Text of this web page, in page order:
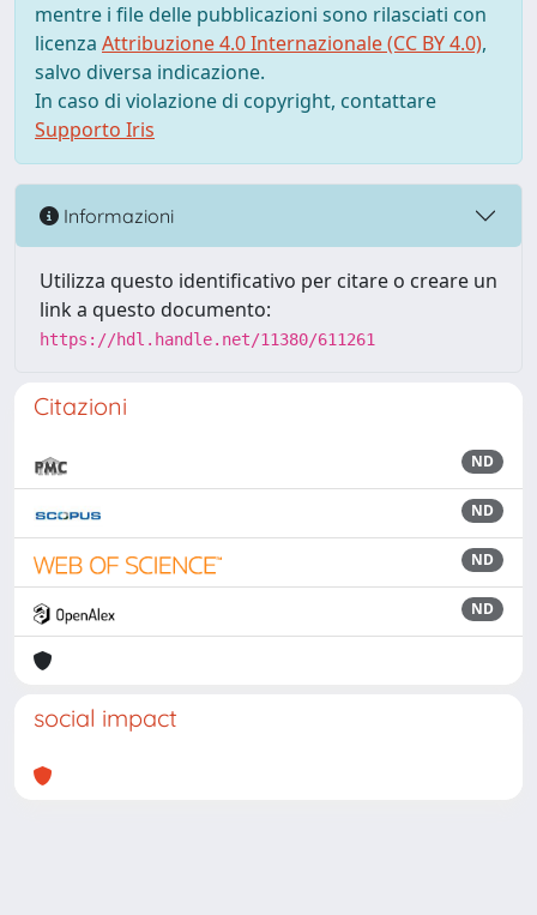
mentre i file delle pubblicazioni sono rilasciati con
licenza Attribuzione 4.0 Internazionale (CC BY 4.0),
salvo diversa indicazione.
In caso di violazione di copyright, contattare
Supporto Iris
Informazioni
Utilizza questo identificativo per citare o creare un
link a questo documento:
https://hdl.handle.net/11380/611261
Citazioni
ND
ND
ND
ND
social impact